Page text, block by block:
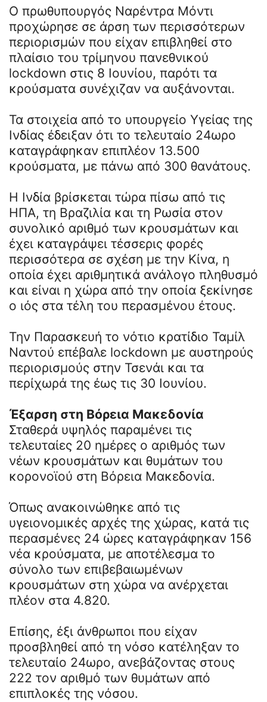
Ο πρωθυπουργός Ναρέντρα Μόντι
προχώρησε σε άρση των περισσότερων
περιορισμών που είχαν επιβληθεί στο
πλαίσιο του τρίμηνου πανεθνικού
lockdown στις 8 Ιουνίου, παρότι τα
κρούσματα συνέχιζαν να αυξάνονται.
Τα στοιχεία από το υπουργείο Υγείας της
Ινδίας έδειξαν ότι το τελευταίο 24ωρο
καταγράφηκαν επιπλέον 13.500
κρούσματα, με πάνω από 300 θανάτους.
Η Ινδία βρίσκεται τώρα πίσω από τις
ΗΠΑ, τη Βραζιλία και τη Ρωσία στον
συνολικό αριθμό των κρουσμάτων και
έχει καταγράψει τέσσερις φορές
περισσότερα σε σχέση με την Κίνα, η
οποία έχει αριθμητικά ανάλογο πληθυσμό
και είναι η χώρα από την οποία ξεκίνησε
ο ιός στα τέλη του περασμένου έτους.
Την Παρασκευή το νότιο κρατίδιο Ταμίλ
Ναντού επέβαλε lockdown με αυστηρούς
περιορισμούς στην Τσενάι και τα
περίχωρά της έως τις 30 Ιουνίου.
Έξαρση στη Βόρεια Μακεδονία
Σταθερά υψηλός παραμένει τις
τελευταίες 20 ημέρες ο αριθμός των
νέων κρουσμάτων και θυμάτων του
κορονοϊού στη Βόρεια Μακεδονία.
Όπως ανακοινώθηκε από τις
υγειονομικές αρχές της χώρας, κατά τις
περασμένες 24 ώρες καταγράφηκαν 156
νέα κρούσματα, με αποτέλεσμα το
σύνολο των επιβεβαιωμένων
κρουσμάτων στη χώρα να ανέρχεται
πλέον στα 4.820.
Επίσης, έξι άνθρωποι που είχαν
προσβληθεί από τη νόσο κατέληξαν το
τελευταίο 24ωρο, ανεβάζοντας στους
222 τον αριθμό των θυμάτων από
επιπλοκές της νόσου.